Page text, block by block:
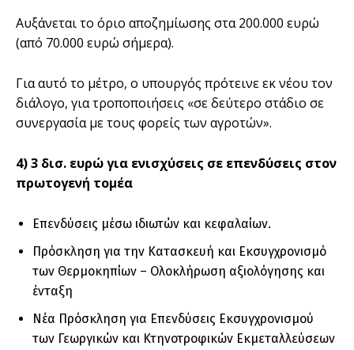
Αυξάνεται το όριο αποζημίωσης στα 200.000 ευρώ
(από 70.000 ευρώ σήμερα).
Για αυτό το μέτρο, ο υπουργός πρότεινε εκ νέου τον
διάλογο, για τροποποιήσεις «σε δεύτερο στάδιο σε
συνεργασία με τους φορείς των αγροτών».
4) 3 δισ. ευρώ για ενισχύσεις σε επενδύσεις στον
πρωτογενή τομέα
Επενδύσεις μέσω ιδιωτών και κεφαλαίων.
Πρόσκληση για την Κατασκευή και Εκσυγχρονισμό
των Θερμοκηπίων – Ολοκλήρωση αξιολόγησης και
ένταξη
Νέα Πρόσκληση για Επενδύσεις Εκσυγχρονισμού
των Γεωργικών και Κτηνοτροφικών Εκμεταλλεύσεων